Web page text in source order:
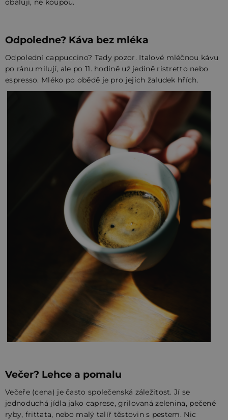
obalují, ne koupou.
Odpoledne? Káva bez mléka
Odpolední cappuccino? Tady pozor. Italové mléčnou kávu
po ránu milují, ale po 11. hodině už jedině ristretto nebo
espresso. Mléko po obědě je pro jejich žaludek hřích.
Večer? Lehce a pomalu
Večeře (cena) je často společenská záležitost. Jí se
jednoduchá jídla jako caprese, grilovaná zelenina, pečené
ryby, frittata, nebo malý talíř těstovin s pestem. Nic